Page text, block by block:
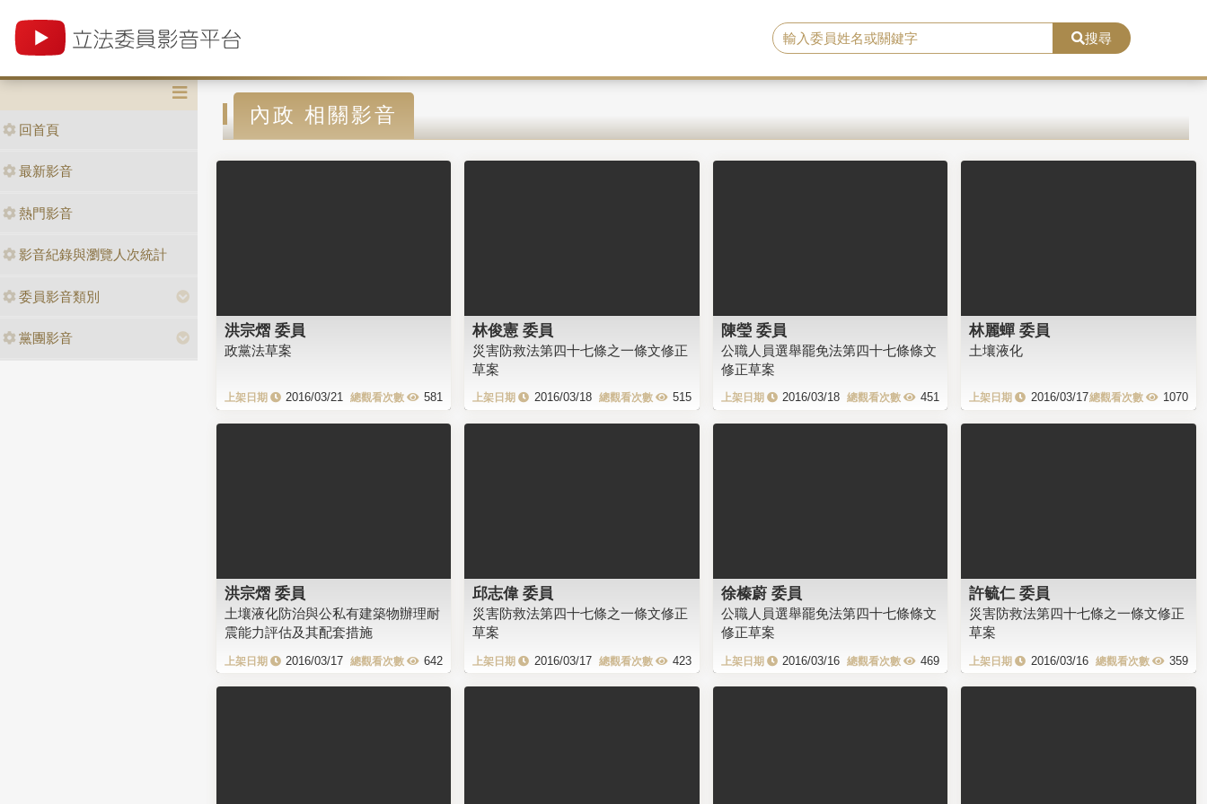
搜尋
回首頁
最新影音
熱門影音
影音紀錄與瀏覽人次統計
委員影音類別
黨團影音
內政 相關影音
洪宗熠 委員
政黨法草案
2016/03/21 581
林俊憲 委員
災害防救法第四十七條之一條文修正
草案
2016/03/18 515
陳瑩 委員
公職人員選舉罷免法第四十七條條文
修正草案
2016/03/18 451
林麗蟬 委員
土壤液化
2016/03/17 1070
洪宗熠 委員
土壤液化防治與公私有建築物辦理耐
震能力評估及其配套措施
2016/03/17 642
邱志偉 委員
災害防救法第四十七條之一條文修正
草案
2016/03/17 423
徐榛蔚 委員
公職人員選舉罷免法第四十七條條文
修正草案
2016/03/16 469
許毓仁 委員
災害防救法第四十七條之一條文修正
草案
2016/03/16 359